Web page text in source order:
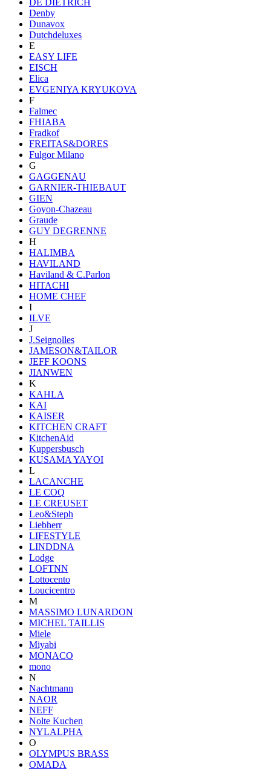
Denby
Dunavox
Dutchdeluxes
E
EASY LIFE
EISCH
Elica
EVGENIYA KRYUKOVA
F
Falmec
FHIABA
Fradkof
FREITAS&DORES
Fulgor Milano
G
GAGGENAU
GARNIER-THIEBAUT
GIEN
Goyon-Chazeau
Graude
GUY DEGRENNE
H
HALIMBA
HAVILAND
Haviland & C.Parlon
HITACHI
HOME CHEF
I
ILVE
J
J.Seignolles
JAMESON&TAILOR
JEFF KOONS
JIANWEN
K
KAHLA
KAI
KAISER
KITCHEN CRAFT
KitchenAid
Kuppersbusch
KUSAMA YAYOI
L
LACANCHE
LE COQ
LE CREUSET
Leo&Steph
Liebherr
LIFESTYLE
LINDDNA
Lodge
LOFTNN
Lottocento
Loucicentro
M
MASSIMO LUNARDON
MICHEL TAILLIS
Miele
Miyabi
MONACO
mono
N
Nachtmann
NAOR
NEFF
Nolte Kuchen
NYLALPHA
O
OLYMPUS BRASS
OMADA